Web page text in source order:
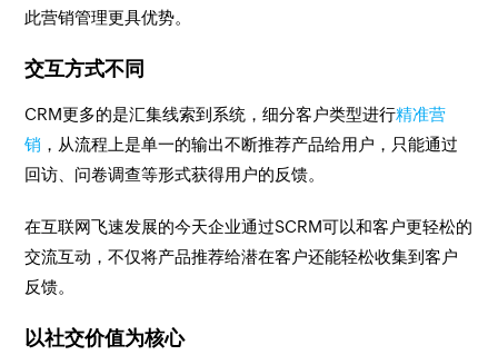
此营销管理更具优势。
交互方式不同
CRM更多的是汇集线索到系统，细分客户类型进行精准营
销 ，从流程上是单一的输出不断推荐产品给用户，只能通过
回访、问卷调查等形式获得用户的反馈。
在互联网飞速发展的今天企业通过SCRM可以和客户更轻松的
交流互动，不仅将产品推荐给潜在客户还能轻松收集到客户
反馈。
以社交价值为核心